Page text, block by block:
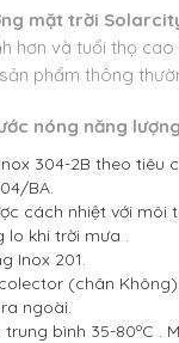
mặt trời
hơn và tuổi thọ
phẩm thông
nóng năng
304-2B theo tiêu
BA.
cách nhiệt với môi
lo khi trời mưa .
Inox 201.
(chân Không)
ngoài.
bình 35-80ºC .